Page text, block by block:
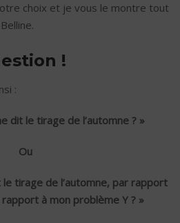
choix et je vous le montre tout
!
:
dit le tirage de l’automne ? »
Ou
le tirage de l’automne, par rapport
à mon problème Y ? »